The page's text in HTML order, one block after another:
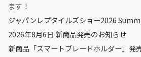
ます！
ジャパンレプタイルズショー2026
2026年8月6日 新商品発売のお知らせ
新商品「スマートブレードホルダー」発